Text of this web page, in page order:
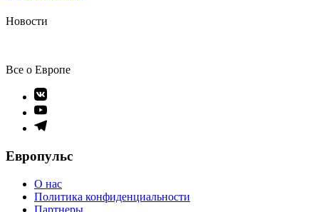
Новости
Все о Европе
Элемент
меню
Элемент
меню
Элемент
Европульс
О нас
Политика конфиденциальности
Партнеры